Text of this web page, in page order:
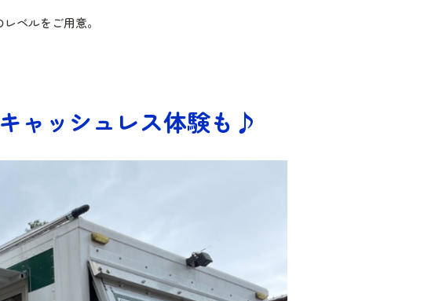
ベルをご用意。
ャッシュレス体験も♪